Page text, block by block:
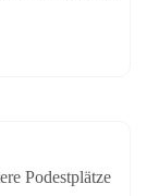
Podestplätze